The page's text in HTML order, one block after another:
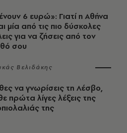
6 ευρώ»: Γιατί η Αθήνα
μία από τις πιο δύσκολες
για να ζήσεις από τον
σου
Βελιδάκης
να γνωρίσεις τη Λέσβο,
πρώτα λίγες λέξεις της
της